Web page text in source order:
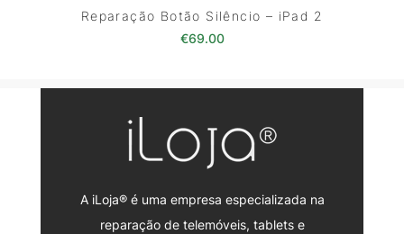
Reparação Botão Silêncio – iPad 2
€69.00
A iLoja® é uma empresa especializada na
reparação de telemóveis, tablets e